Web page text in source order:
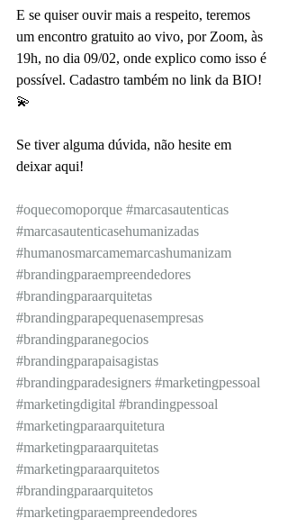
E se quiser ouvir mais a respeito, teremos
um encontro gratuito ao vivo, por Zoom, às
19h, no dia 09/02, onde explico como isso é
possível. Cadastro também no link da BIO!
💫
Se tiver alguma dúvida, não hesite em
deixar aqui!
#oquecomoporque #marcasautenticas
#marcasautenticasehumanizadas
#humanosmarcamemarcashumanizam
#brandingparaempreendedores
#brandingparaarquitetas
#brandingparapequenasempresas
#brandingparanegocios
#brandingparapaisagistas
#brandingparadesigners #marketingpessoal
#marketingdigital #brandingpessoal
#marketingparaarquitetura
#marketingparaarquitetas
#marketingparaarquitetos
#brandingparaarquitetos
#marketingparaempreendedores